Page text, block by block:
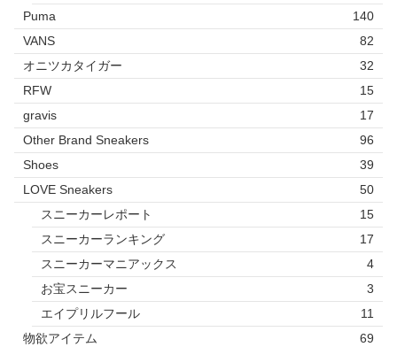
Puma
140
VANS
82
オニツカタイガー
32
RFW
15
gravis
17
Other Brand Sneakers
96
Shoes
39
LOVE Sneakers
50
スニーカーレポート
15
スニーカーランキング
17
スニーカーマニアックス
4
お宝スニーカー
3
エイプリルフール
11
物欲アイテム
69